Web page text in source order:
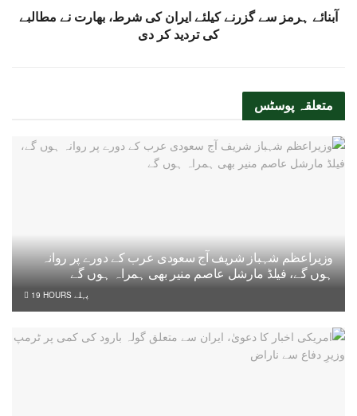
آبنائے ہرمز سے گزرنے کیلئے ایران کی شرط، بھارت نے مطالبے
کی تردید کر دی
متعلقہ پوسٹس
وزیراعظم شہباز شریف آج سعودی عرب کے دورے پر روانہ
ہوں گے، فیلڈ مارشل عاصم منیر بھی ہمراہ ہوں گے
19 HOURS پہلے